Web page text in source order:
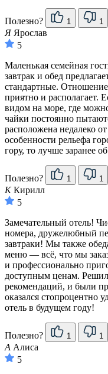
Полезно? 1 1
Я Ярослав
5
Маленькая семейная
завтрак и обед
стандартные.
приятно и располагает.
видом на море, где
чайки постоянно
расположена недалеко
особенности рельефа
гору, то лучше заранее
Полезно? 1 1
ККирилл
5
Замечательный отель!
номера, дружелюбный
завтраки! Мы также
меню — всё, что мы
и профессионально
доступным ценам.
рекомендаций, и были
оказался стопроцентно
отель в будущем году!
Полезно? 1 1
А Алиса
5